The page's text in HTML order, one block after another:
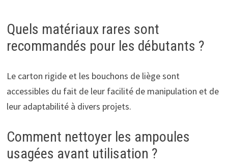
Quels matériaux rares sont
recommandés pour les débutants ?
Le carton rigide et les bouchons de liège sont
accessibles du fait de leur facilité de manipulation et de
leur adaptabilité à divers projets.
Comment nettoyer les ampoules
usagées avant utilisation ?